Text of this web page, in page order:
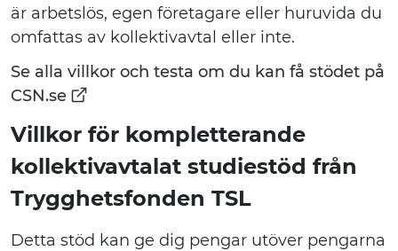
är arbetslös, egen företagare eller huruvida du
omfattas av kollektivavtal eller inte.
Se alla villkor och testa om du kan få stödet på
CSN.se
Villkor för kompletterande
kollektivavtalat studiestöd från
Trygghetsfonden TSL
Detta stöd kan ge dig pengar utöver pengarna